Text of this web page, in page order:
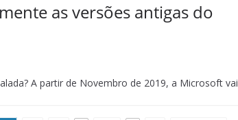
as versões antigas do
A partir de Novembro de 2019, a Microsoft vai